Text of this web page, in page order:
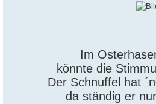
Im
könnte die
Der Schnuffel hat
da ständig er